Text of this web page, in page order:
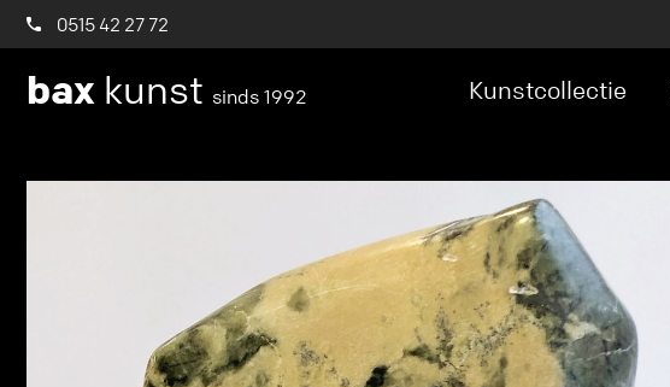
0515 42 27 72
bax kunst sinds 1992 Kunstcollectie